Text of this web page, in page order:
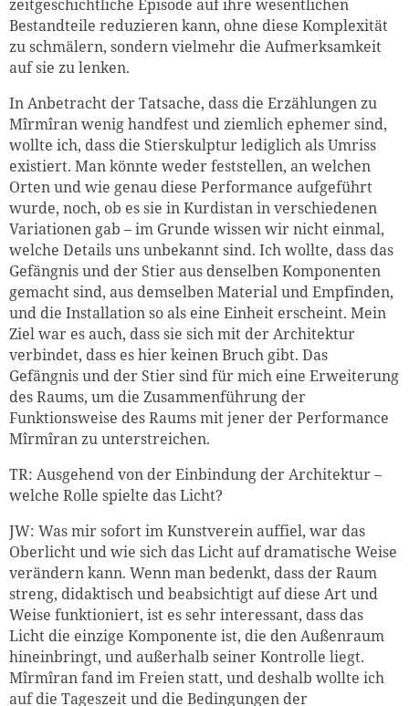
zeitgeschichtliche Episode auf ihre wesentlichen
Bestandteile reduzieren kann, ohne diese Komplexität
zu schmälern, sondern vielmehr die Aufmerksamkeit
auf sie zu lenken.
In Anbetracht der Tatsache, dass die Erzählungen zu
Mîrmîran wenig handfest und ziemlich ephemer sind,
wollte ich, dass die Stierskulptur lediglich als Umriss
existiert. Man könnte weder feststellen, an welchen
Orten und wie genau diese Performance aufgeführt
wurde, noch, ob es sie in Kurdistan in verschiedenen
Variationen gab – im Grunde wissen wir nicht einmal,
welche Details uns unbekannt sind. Ich wollte, dass das
Gefängnis und der Stier aus denselben Komponenten
gemacht sind, aus demselben Material und Empfinden,
und die Installation so als eine Einheit erscheint. Mein
Ziel war es auch, dass sie sich mit der Architektur
verbindet, dass es hier keinen Bruch gibt. Das
Gefängnis und der Stier sind für mich eine Erweiterung
des Raums, um die Zusammenführung der
Funktionsweise des Raums mit jener der Performance
Mîrmîran zu unterstreichen.
TR: Ausgehend von der Einbindung der Architektur –
welche Rolle spielte das Licht?
JW: Was mir sofort im Kunstverein auffiel, war das
Oberlicht und wie sich das Licht auf dramatische Weise
verändern kann. Wenn man bedenkt, dass der Raum
streng, didaktisch und beabsichtigt auf diese Art und
Weise funktioniert, ist es sehr interessant, dass das
Licht die einzige Komponente ist, die den Außenraum
hineinbringt, und außerhalb seiner Kontrolle liegt.
Mîrmîran fand im Freien statt, und deshalb wollte ich
auf die Tageszeit und die Bedingungen der